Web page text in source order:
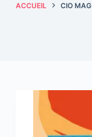
ACCUEIL CIO MAG